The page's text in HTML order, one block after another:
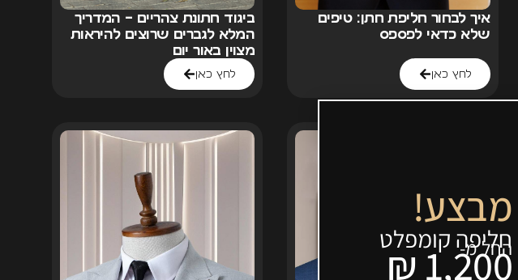
איך לבחור חליפת חתן: טיפים
שלא כדאי לפספס
לחץ כאן
ביגוד חתונת צהריים – המדריך
המלא לגברים שרוצים להיראות
מצוין באור יום
לחץ כאן